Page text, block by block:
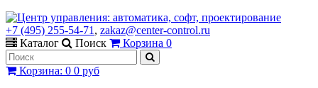
+7 (495) 255-54-71 , zakaz@center-control.ru
Каталог
Поиск Корзина 0
Корзина: 0 0 руб